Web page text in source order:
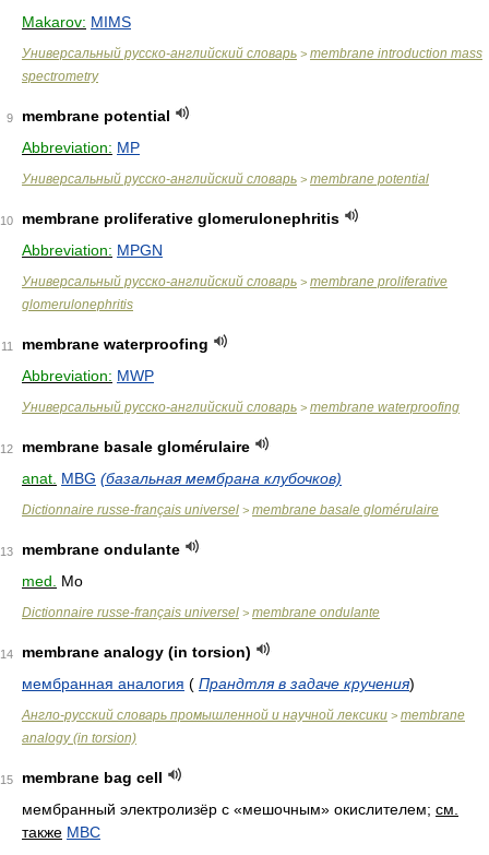
Makarov: MIMS
Универсальный русско-английский словарь > membrane introduction mass
spectrometry
9
membrane potential
Abbreviation: MP
Универсальный русско-английский словарь > membrane potential
10
membrane proliferative glomerulonephritis
Abbreviation: MPGN
Универсальный русско-английский словарь > membrane proliferative
glomerulonephritis
11
membrane waterproofing
Abbreviation: MWP
Универсальный русско-английский словарь > membrane waterproofing
12
membrane basale glomérulaire
anat. MBG (базальная мембрана клубочков)
Dictionnaire russe-français universel > membrane basale glomérulaire
13
membrane ondulante
med.
Mo
Dictionnaire russe-français universel > membrane ondulante
14
membrane analogy (in torsion)
мембранная аналогия ( Прандтля в задаче кручения)
Англо-русский словарь промышленной и научной лексики > membrane
analogy (in torsion)
15
membrane bag cell
мембранный электролизёр с «мешочным» окислителем; см.
также MBC